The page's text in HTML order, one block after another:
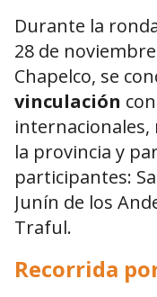
Durante la
28 de
Chapelco, se
vinculación
la provincia y
participantes:
Junín de los
Traful.
Recorrida